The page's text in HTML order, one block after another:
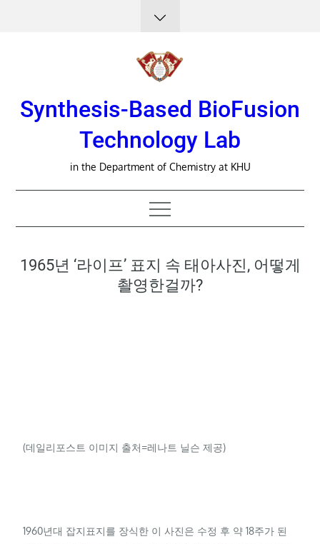
Synthesis-Based BioFusion
Technology Lab
in the Department of Chemistry at KHU
1965년 ‘라이프’ 표지 속 태아사진, 어떻게
촬영한걸까?
(데일리포스트 이미지 출처=레나트 닐슨 제공)
1960년대 잡지표지를 장식한 이 사진은 수정 후 약 18주가 된